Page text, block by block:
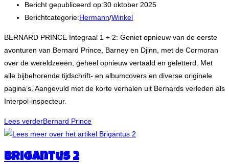
Bericht gepubliceerd op:30 oktober 2025
Berichtcategorie:Hermann/Winkel
BERNARD PRINCE Integraal 1 + 2: Geniet opnieuw van de eerste
avonturen van Bernard Prince, Barney en Djinn, met de Cormoran
over de wereldzeeën, geheel opnieuw vertaald en geletterd. Met
alle bijbehorende tijdschrift- en albumcovers en diverse originele
pagina’s. Aangevuld met de korte verhalen uit Bernards verleden als
Interpol-inspecteur.
Lees verderBernard Prince
Brigantus 2